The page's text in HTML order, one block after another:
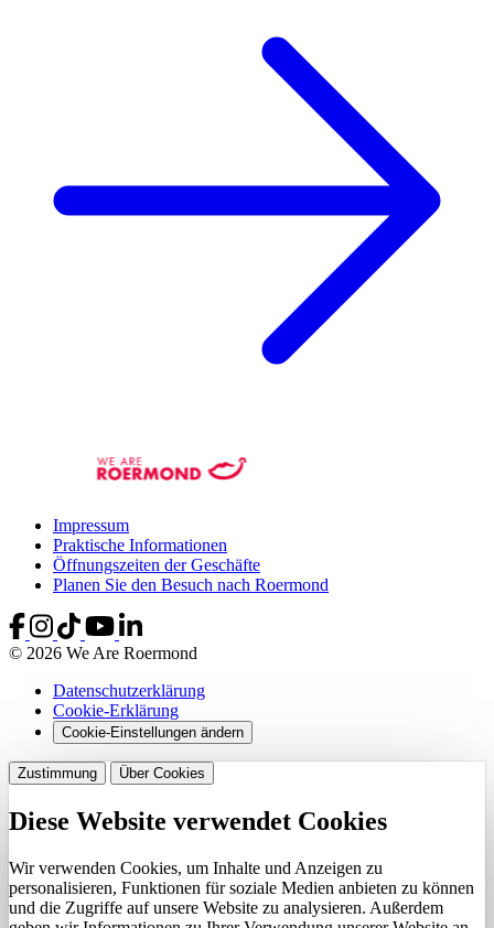
Impressum
Praktische Informationen
Öffnungszeiten der Geschäfte
Planen Sie den Besuch nach Roermond
© 2026 We Are Roermond
Datenschutzerklärung
Cookie-Erklärung
Cookie-Einstellungen ändern
Zustimmung Über Cookies
Diese Website verwendet Cookies
Wir verwenden Cookies, um Inhalte und Anzeigen zu
personalisieren, Funktionen für soziale Medien anbieten zu können
und die Zugriffe auf unsere Website zu analysieren. Außerdem